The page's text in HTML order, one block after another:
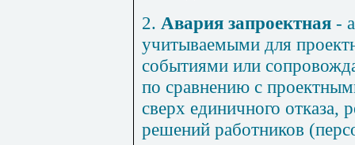
2. Авария запроектная -
учитываемыми для
событиями или
по сравнению с
сверх единичного отказа,
решений работников